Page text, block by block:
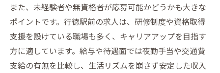
また、未経験者や無資格者が応募可能かどうかも大きな
ポイントです。行徳駅前の求人は、研修制度や資格取得
支援を設けている職場も多く、キャリアアップを目指す
方に適しています。給与や待遇面では夜勤手当や交通費
支給の有無を比較し、生活リズムを崩さず安定した収入